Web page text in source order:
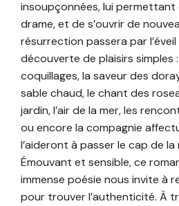
insoupçonnées, lui permettant
drame, et de s’ouvrir de
résurrection passera par
découverte de plaisirs simples
coquillages, la saveur des
sable chaud, le chant des
jardin, l’air de la mer, les
ou encore la compagnie
l’aideront à passer le cap de la
Émouvant et sensible, ce
immense poésie nous invite à
pour trouver l’authenticité. À